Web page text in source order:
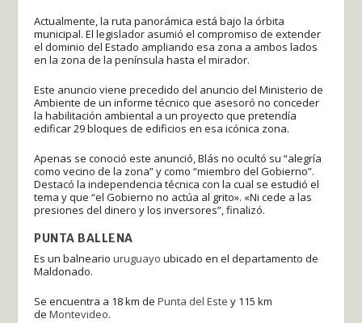
Actualmente, la ruta panorámica está bajo la órbita
municipal. El legislador asumió el compromiso de extender
el dominio del Estado ampliando esa zona a ambos lados
en la zona de la península hasta el mirador.
Este anuncio viene precedido del anuncio del Ministerio de
Ambiente de un informe técnico que asesoró no conceder
la habilitación ambiental a un proyecto que pretendía
edificar 29 bloques de edificios en esa icónica zona.
Apenas se conoció este anunció, Blás no ocultó su “alegría
como vecino de la zona” y como “miembro del Gobierno”.
Destacó la independencia técnica con la cual se estudió el
tema y que “el Gobierno no actúa al grito». «Ni cede a las
presiones del dinero y los inversores”, finalizó.
PUNTA BALLENA
Es un balneariouruguayo ubicado en el departamento de
Maldonado.
Se encuentra a 18 km dePunta del Este y 115 km
deMontevideo.